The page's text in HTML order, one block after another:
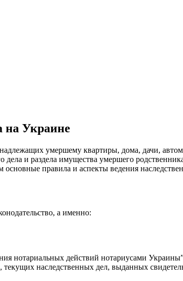
на Украине
умершему квартиры, дома, дачи,
и раздела имущества умершего
правила и аспекты ведения
а именно:
нотариальных действий нотариусами
наследственных дел, выданных